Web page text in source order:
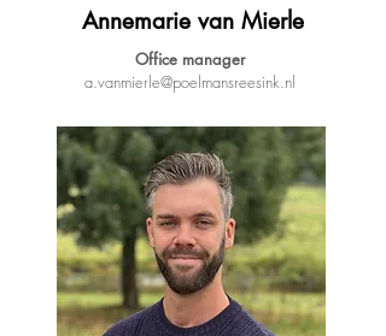
Annemarie van Mierle
Office manager
a.vanmierle@poelmansreesink.nl